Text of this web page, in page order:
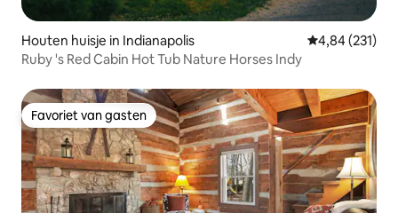
Houten huisje in Indianapolis Gemiddelde
4,84 (231)
Ruby 's Red Cabin Hot Tub Nature Horses Indy
Favoriet van gasten
Favoriet van gasten